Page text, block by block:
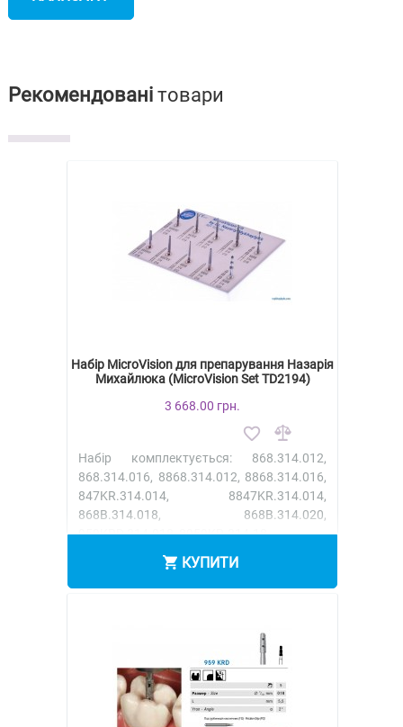
Рекомендованітовари
Набір MicroVision для препарування Назарія
Михайлюка (MicroVision Set TD2194)
3 668.00 грн.
Набір комплектується: 868.314.012,
868.314.016, 8868.314.012, 8868.314.016,
847KR.314.014, 8847KR.314.014,
868B.314.018, 868B.314.020,
959KRD.314.018, 8959KR.314.18 ..
КУПИТИ